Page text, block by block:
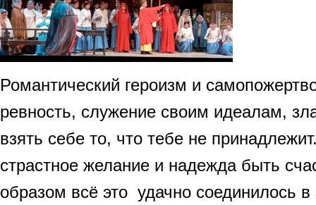
Романтический героизм и
ревность, служение своим идеалам,
взять себе то, что тебе не
страстное желание и надежда быть
образом всё это удачно соединилось в